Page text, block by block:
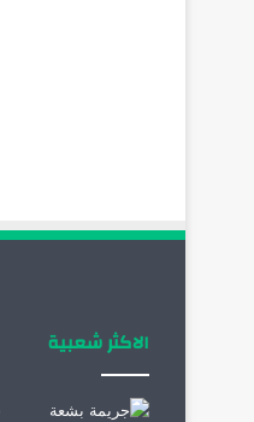
الاكثر شعبية